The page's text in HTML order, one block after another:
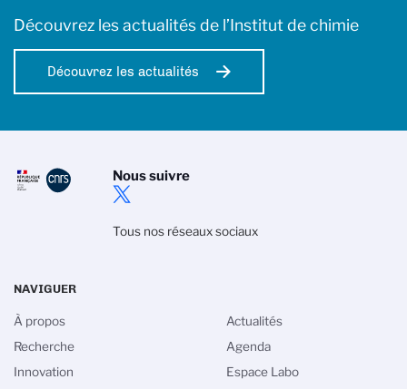
Découvrez les actualités de l’Institut de chimie
Découvrez les actualités
Nous suivre
Tous nos réseaux sociaux
NAVIGUER
À propos
Recherche
Innovation
Actualités
Agenda
Espace Labo